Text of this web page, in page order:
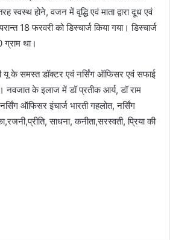
स्वस्थ होने, वजन में वृद्धि एवं माता द्वारा दूध एवं
18 फरवरी को डिस्चार्ज किया गया। डिस्चार्ज
था।
के समस्त डॉक्टर एवं नर्सिंग ऑफिसर एवं सफाई
नवजात के इलाज में डॉ प्रतीक आर्य, डॉ राम
ऑफिसर इंचार्ज भारती गहलोत, नर्सिंग
साधना, कनीता,सरस्वती, प्रिया की